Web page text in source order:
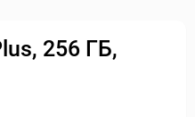
256 ГБ,